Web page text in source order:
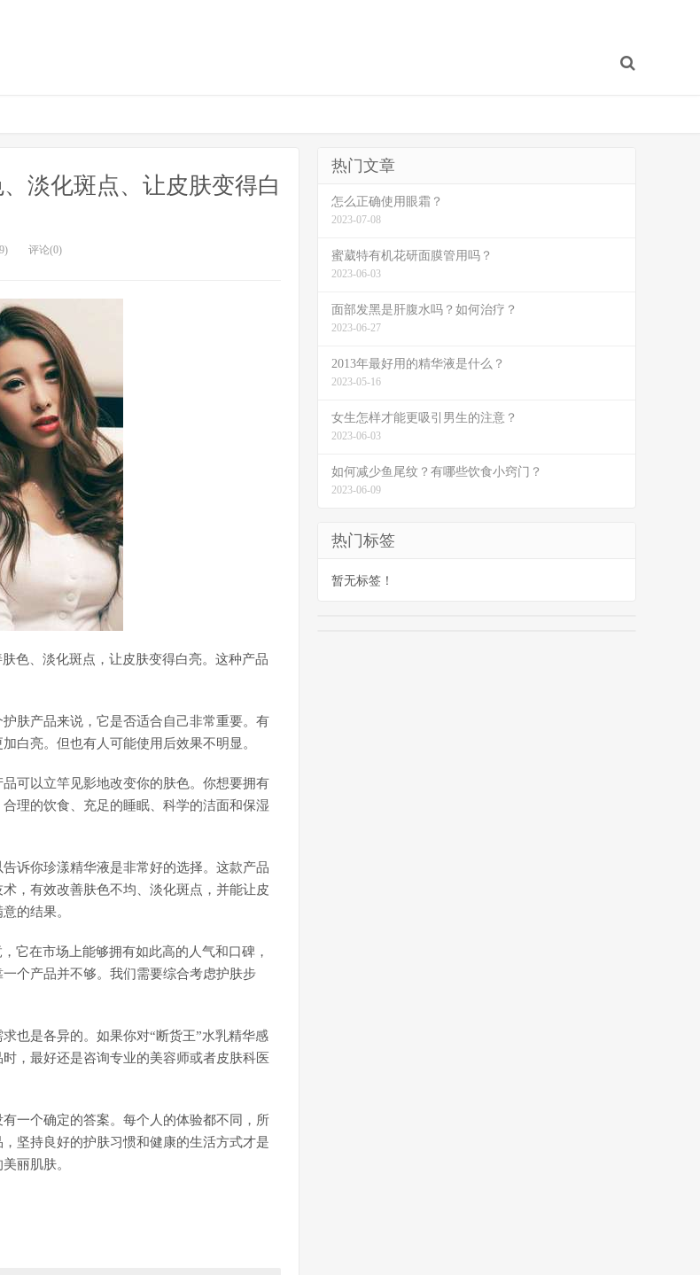
淡化斑点、让皮肤变得白
评论(0)
色、淡化斑点，让皮肤变得白亮。这种产品
肤产品来说，它是否适合自己非常重要。有
白亮。但也有人可能使用后效果不明显。
可以立竿见影地改变你的肤色。你想要拥有
理的饮食、充足的睡眠、科学的洁面和保湿
诉你珍漾精华液是非常好的选择。这款产品
，有效改善肤色不均、淡化斑点，并能让皮
的结果。
它在市场上能够拥有如此高的人气和口碑，
个产品并不够。我们需要综合考虑护肤步
也是各异的。如果你对“断货王”水乳精华感
，最好还是咨询专业的美容师或者皮肤科医
一个确定的答案。每个人的体验都不同，所
坚持良好的护肤习惯和健康的生活方式才是
丽肌肤。
热门文章
怎么正确使用眼霜？
2023-07-08
蜜葳特有机花研面膜管用吗？
2023-06-03
面部发黑是肝腹水吗？如何治疗？
2023-06-27
2013年最好用的精华液是什么？
2023-05-16
女生怎样才能更吸引男生的注意？
2023-06-03
如何减少鱼尾纹？有哪些饮食小窍门？
2023-06-09
热门标签
暂无标签！